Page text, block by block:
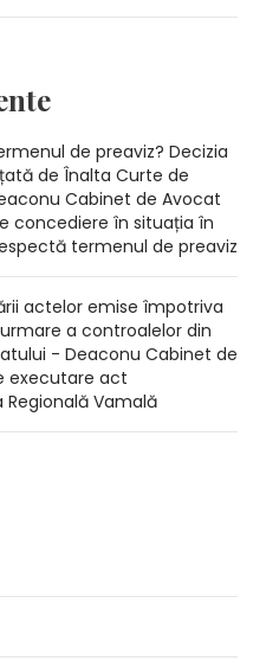
de preaviz? Decizia
de Înalta Curte de
Cabinet de Avocat
concediere în situația în
termenul de preaviz
actelor emise împotriva
a controalelor din
- Deaconu Cabinet de
executare act
Vamală